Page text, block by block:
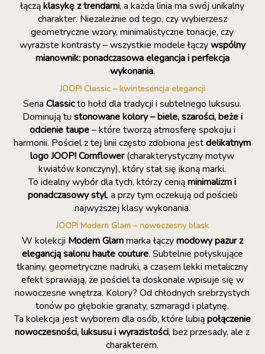
łącząklasykę z trendami, a każda linia ma swój unikalny
charakter. Niezależnie od tego, czy wybierzesz
geometryczne wzory, minimalistyczne tonacje, czy
wyraziste kontrasty – wszystkie modele łączywspólny
mianownik: ponadczasowa elegancja i perfekcja
wykonania.
JOOP! Classic – kwintesencja elegancji
SeriaClassicto hołd dla tradycji i subtelnego luksusu.
Dominują tu stonowane kolory – biele, szarości, beże i
odcienie taupe– które tworzą atmosferę spokoju i
harmonii. Pościel z tej linii często zdobiona jestdelikatnym
logo JOOP! Cornflower(charakterystyczny motyw
kwiatów koniczyny), który stał się ikoną marki.
To idealny wybór dla tych, którzy ceniąminimalizm i
ponadczasowy styl, a przy tym oczekują od pościeli
najwyższej klasy wykonania.
JOOP! Modern Glam – nowoczesny blask
W kolekcji Modern Glammarka łączymodowy pazur z
elegancją salonu haute couture. Subtelnie połyskujące
tkaniny, geometryczne nadruki, a czasem lekki metaliczny
efekt sprawiają, że pościel ta doskonale wpisuje się w
nowoczesne wnętrza. Kolory? Od chłodnych srebrzystych
tonów po głębokie granaty, szmaragd i platynę.
Ta kolekcja jest wyborem dla osób, które lubiąpołączenie
nowoczesności, luksusu i wyrazistości, bez przesady, ale z
charakterem.